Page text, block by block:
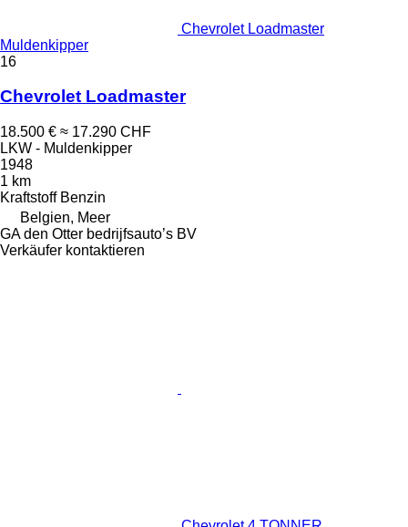
Chevrolet Loadmaster
Muldenkipper
16
Chevrolet Loadmaster
18.500 € ≈ 17.290 CHF
LKW - Muldenkipper
1948
1 km
Kraftstoff Benzin
Belgien, Meer
GA den Otter bedrijfsauto’s BV
Verkäufer kontaktieren